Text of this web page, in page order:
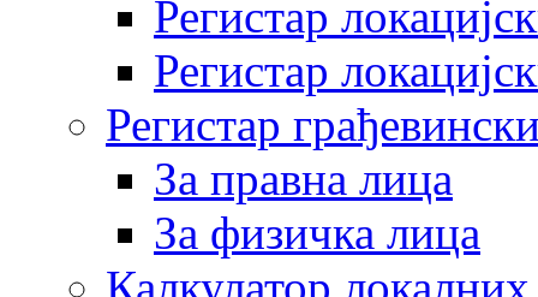
Регистар
Регистар
Регистар
За правна лица
За физичка лица
Калкулатор